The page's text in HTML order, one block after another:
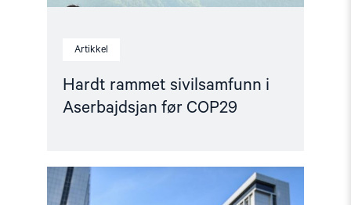
Artikkel
Hardt rammet sivilsamfunn i
Aserbajdsjan før COP29
"Aserbajdsjan: